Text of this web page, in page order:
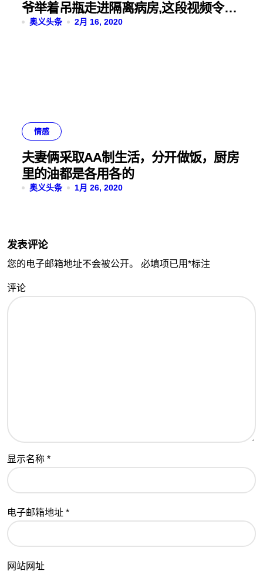
爷举着吊瓶走进隔离病房,这段视频令无
数网友泪目
奥义头条 2月 16, 2020
情感
夫妻俩采取AA制生活，分开做饭，厨房
里的油都是各用各的
奥义头条 1月 26, 2020
发表评论
您的电子邮箱地址不会被公开。 必填项已用*标注
评论
显示名称 *
电子邮箱地址 *
网站网址